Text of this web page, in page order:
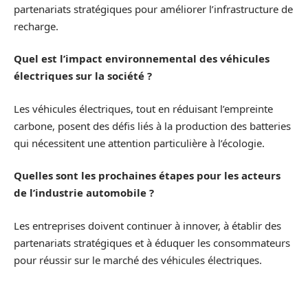
partenariats stratégiques pour améliorer l’infrastructure de
recharge.
Quel est l’impact environnemental des véhicules
électriques sur la société ?
Les véhicules électriques, tout en réduisant l’empreinte
carbone, posent des défis liés à la production des batteries
qui nécessitent une attention particulière à l’écologie.
Quelles sont les prochaines étapes pour les acteurs
de l’industrie automobile ?
Les entreprises doivent continuer à innover, à établir des
partenariats stratégiques et à éduquer les consommateurs
pour réussir sur le marché des véhicules électriques.